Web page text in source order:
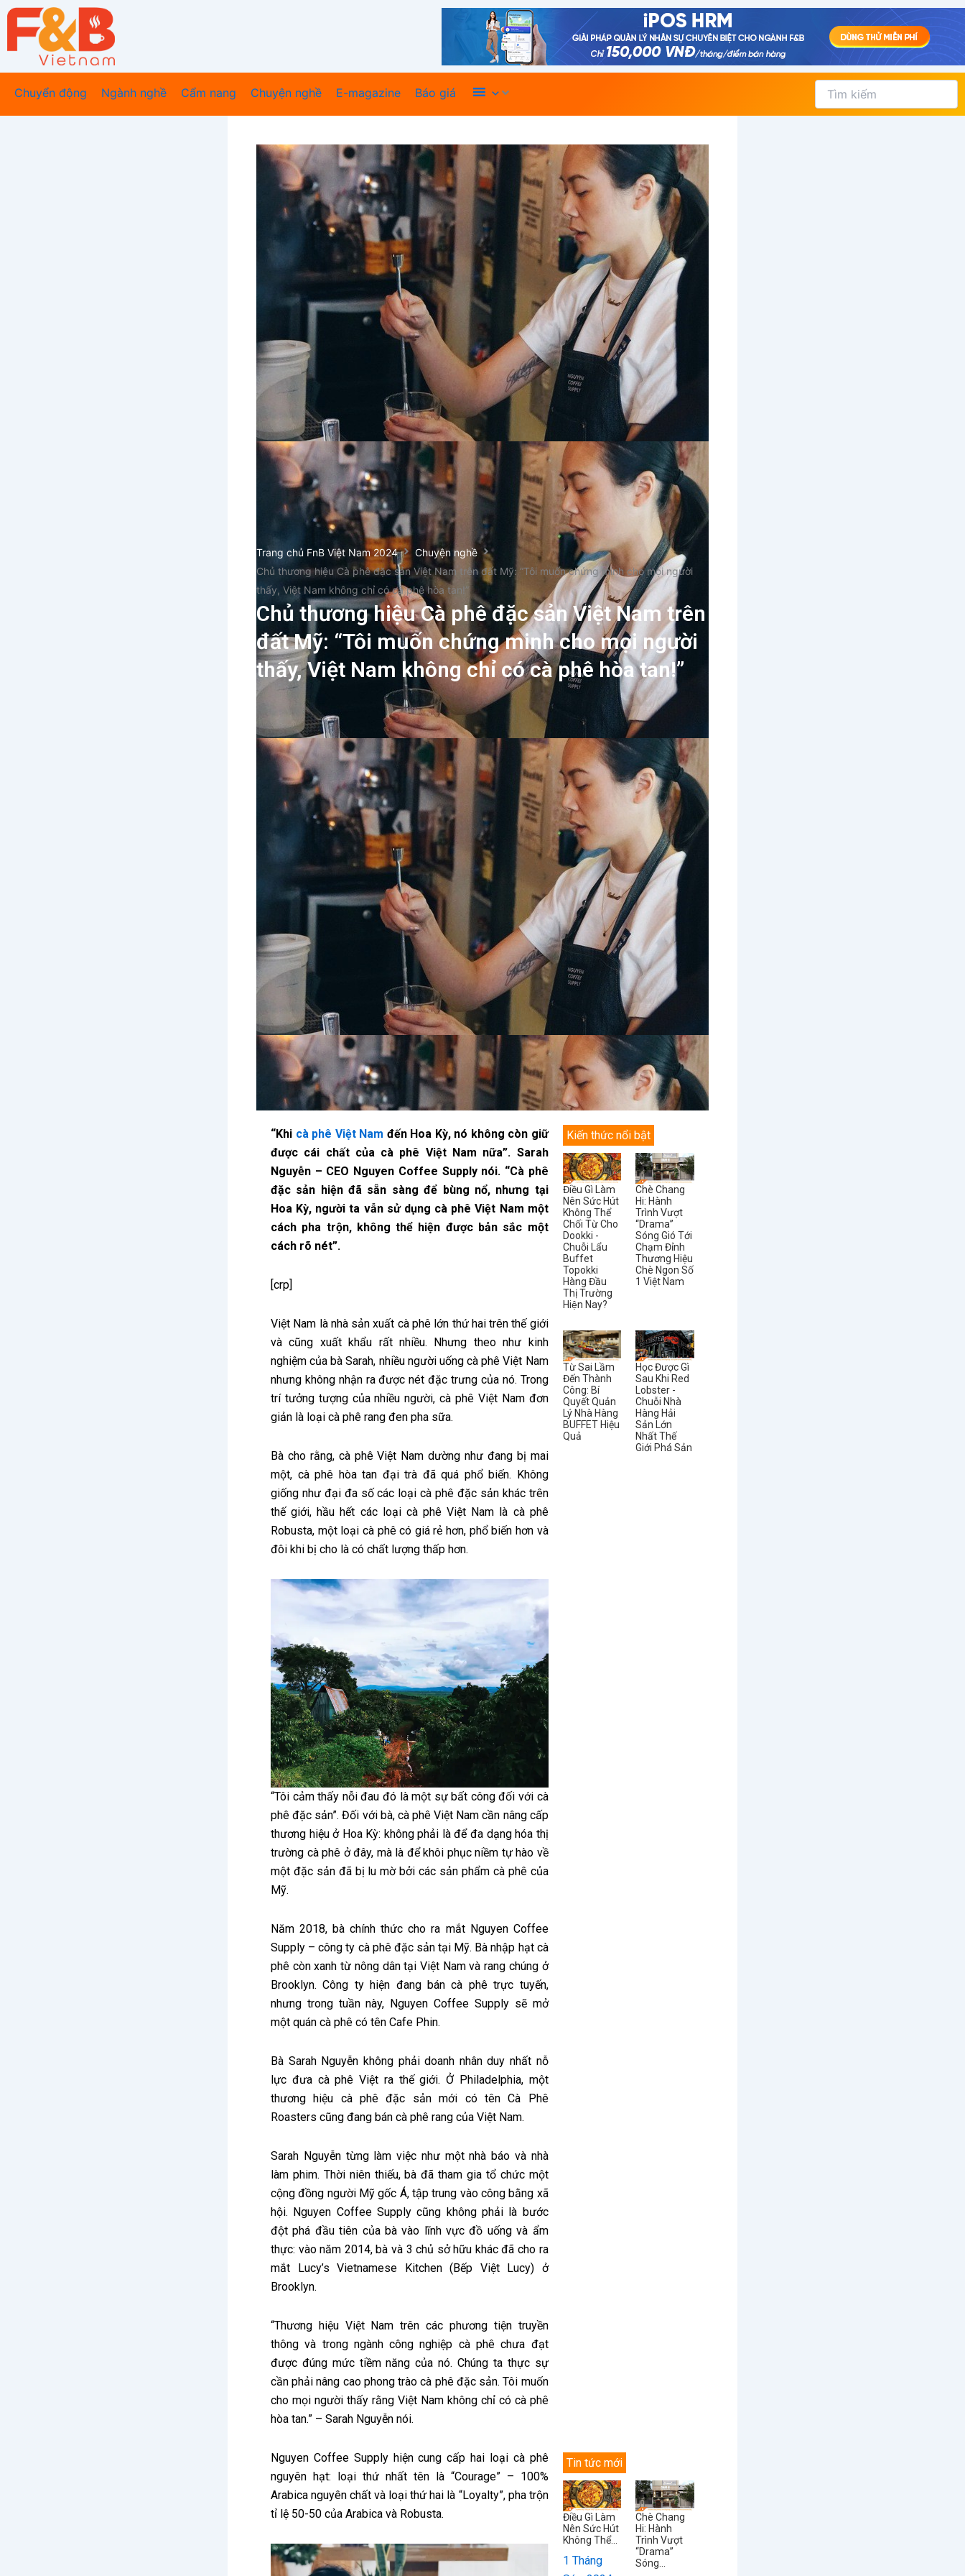
Nhảy
Chuyển động
Ngành nghề Cẩm nang Chuyện nghề E-magazine Báo giá Xem thêm
Tìm
kiếm
Trang chủ FnB Việt Nam 2024
Chuyện nghề
Chủ thương hiệu Cà phê đặc sản Việt Nam trên đất Mỹ: “Tôi muốn chứng minh cho mọi người
thấy, Việt Nam không chỉ có cà phê hòa tan!”
Chủ thương hiệu Cà phê đặc sản Việt Nam trên
đất Mỹ: “Tôi muốn chứng minh cho mọi người
thấy, Việt Nam không chỉ có cà phê hòa tan!”
“Khi cà phê Việt Nam đến Hoa Kỳ, nó không còn giữ
được cái chất của cà phê Việt Nam nữa”. Sarah
Nguyễn – CEO Nguyen Coffee Supply nói. “Cà phê
đặc sản hiện đã sẵn sàng để bùng nổ, nhưng tại
Hoa Kỳ, người ta vẫn sử dụng cà phê Việt Nam một
cách pha trộn, ​​không thể hiện được bản sắc một
cách rõ nét”.
[crp]
Việt Nam là nhà sản xuất cà phê lớn thứ hai trên thế giới
và cũng xuất khẩu rất nhiều. Nhưng theo như kinh
nghiệm của bà Sarah, nhiều người uống cà phê Việt Nam
nhưng không nhận ra được nét đặc trưng của nó. Trong
trí tưởng tượng của nhiều người, cà phê Việt Nam đơn
giản là loại cà phê rang đen pha sữa.
Bà cho rằng, cà phê Việt Nam dường như đang bị mai
một, cà phê hòa tan đại trà đã quá phổ biến. Không
giống như đại đa số các loại cà phê đặc sản khác trên
thế giới, hầu hết các loại cà phê Việt Nam là cà phê
Robusta, một loại cà phê có giá rẻ hơn, phổ biến hơn và
đôi khi bị cho là có chất lượng thấp hơn.
“Tôi cảm thấy nỗi đau đó là một sự bất công đối với cà
phê đặc sản”. Đối với bà, cà phê Việt Nam cần nâng cấp
thương hiệu ở Hoa Kỳ: không phải là để đa dạng hóa thị
trường cà phê ở đây, mà là để khôi phục niềm tự hào về
một đặc sản đã bị lu mờ bởi các sản phẩm cà phê của
Mỹ.
Năm 2018, bà chính thức cho ra mắt Nguyen Coffee
Supply – công ty cà phê đặc sản tại Mỹ. Bà nhập hạt cà
phê còn xanh từ nông dân tại Việt Nam và rang chúng ở
Brooklyn. Công ty hiện đang bán cà phê trực tuyến,
nhưng trong tuần này, Nguyen Coffee Supply sẽ mở
một quán cà phê có tên Cafe Phin.
Bà Sarah Nguyễn không phải doanh nhân duy nhất nỗ
lực đưa cà phê Việt ra thế giới. Ở Philadelphia, một
thương hiệu cà phê đặc sản mới có tên Cà Phê
Roasters cũng đang bán cà phê rang của Việt Nam.
Sarah Nguyễn từng làm việc như một nhà báo và nhà
làm phim. Thời niên thiếu, bà đã tham gia tổ chức một
cộng đồng người Mỹ gốc Á, tập trung vào công bằng xã
hội. Nguyen Coffee Supply cũng không phải là bước
đột phá đầu tiên của bà vào lĩnh vực đồ uống và ẩm
thực: vào năm 2014, bà và 3 chủ sở hữu khác đã cho ra
mắt Lucy’s Vietnamese Kitchen (Bếp Việt Lucy) ở
Brooklyn.
“Thương hiệu Việt Nam trên các phương tiện truyền
thông và trong ngành công nghiệp cà phê chưa đạt
được đúng mức tiềm năng của nó. Chúng ta thực sự
cần phải nâng cao phong trào cà phê đặc sản. Tôi muốn
cho mọi người thấy rằng Việt Nam không chỉ có cà phê
hòa tan.” – Sarah Nguyễn nói.
Nguyen Coffee Supply hiện cung cấp hai loại cà phê
nguyên hạt: loại thứ nhất tên là “Courage” – 100%
Arabica nguyên chất và loại thứ hai là “Loyalty”, pha trộn
tỉ lệ 50-50 của Arabica và Robusta.
Kiến thức nổi bật
Điều Gì Làm
Nên Sức Hút
Không Thể
Chối Từ Cho
Dookki -
Chuỗi Lẩu
Buffet
Topokki
Hàng Đầu
Thị Trường
Hiện Nay?
Chè Chang
Hi: Hành
Trình Vượt
“Drama”
Sóng Gió Tới
Chạm Đỉnh
Thương Hiệu
Chè Ngon Số
1 Việt Nam
Từ Sai Lầm
Đến Thành
Công: Bí
Quyết Quản
Lý Nhà Hàng
BUFFET Hiệu
Quả
Học Được Gì
Sau Khi Red
Lobster -
Chuỗi Nhà
Hàng Hải
Sản Lớn
Nhất Thế
Giới Phá Sản
Tin tức mới
Điều Gì Làm
Nên Sức Hút
Không Thể...
1 Tháng
Chè Chang
Hi: Hành
Trình Vượt
“Drama”
Sóng...